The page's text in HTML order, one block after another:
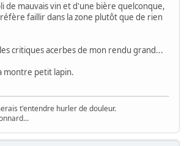
de mauvais vin et d'une bière quelconque,
faillir dans la zone plutôt que de rien
critiques acerbes de mon rendu grand...
montre petit lapin.
t'entendre hurler de douleur.